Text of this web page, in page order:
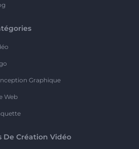
Graphique
Web
De Création Vidéo